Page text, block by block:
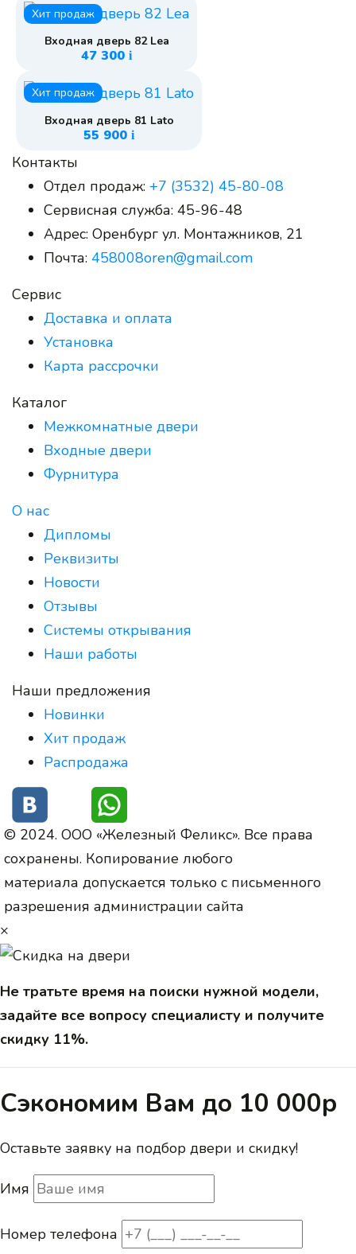
Хит продаж
Входная дверь 82 Lea
47 300 i
Хит продаж
Входная дверь 81 Lato
55 900 i
Контакты
Отдел продаж: +7 (3532) 45-80-08
Сервисная служба: 45-96-48
Адрес: Оренбург ул. Монтажников, 21
Почта: 458008oren@gmail.com
Сервис
Доставка и оплата
Установка
Карта рассрочки
Каталог
Межкомнатные двери
Входные двери
Фурнитура
О нас
Дипломы
Реквизиты
Новости
Отзывы
Системы открывания
Наши работы
Наши предложения
Новинки
Хит продаж
Распродажа
© 2024. ООО «Железный Феликс». Все права
сохранены. Копирование любого
материала допускается только с письменного
разрешения администрации сайта
×
Не тратьте время на поиски нужной модели,
задайте все вопросу специалисту и получите
скидку 11%.
Сэкономим Вам до 10 000р
Оставьте заявку на подбор двери и скидку!
Имя
Номер телефона